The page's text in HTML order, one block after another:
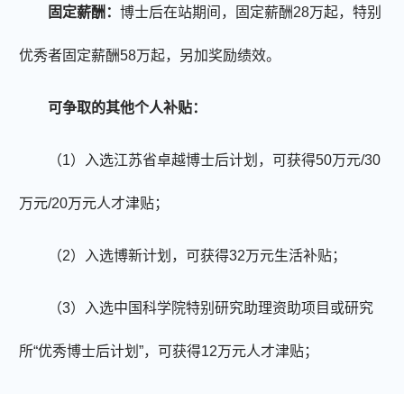
固定薪酬： 博士后在站期间，固定薪酬28万起，特别
优秀者固定薪酬58万起，另加奖励绩效。
可争取的其他个人补贴：
（1）入选江苏省卓越博士后计划，可获得50万元/30
万元/20万元人才津贴；
（2）入选博新计划，可获得32万元生活补贴；
（3）入选中国科学院特别研究助理资助项目或研究
所“优秀博士后计划”，可获得12万元人才津贴；